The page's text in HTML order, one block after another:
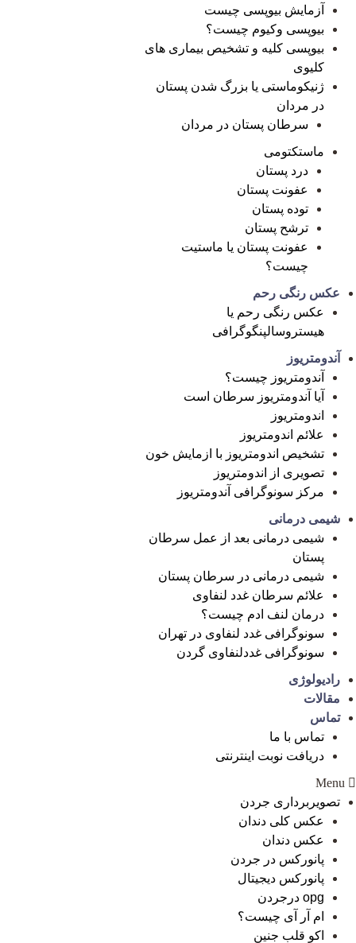
آزمایش بیوپسی چیست
بیوپسی وکیوم چیست؟
بیوپسی کلیه و تشخیص بیماری های
کلیوی
ژنیکوماستی یا بزرگ شدن پستان
در مردان
سرطان پستان در مردان
ماستکتومی
درد پستان
عفونت پستان
توده پستان
ترشح پستان
عفونت پستان یا ماستیت
چیست؟
عکس رنگی رحم
عکس رنگی رحم یا
هیستروسالپنگوگرافی
آندومتریوز
آندومتریوز چیست؟
آیا آندومتریوز سرطان است
اندومتریوز
علائم اندومتریوز
تشخیص اندومتریوز با ازمایش خون
تصویری از اندومتریوز
مرکز سونوگرافی آندومتریوز
شیمی درمانی
شیمی درمانی بعد از عمل سرطان
پستان
شیمی درمانی در سرطان پستان
علائم سرطان غدد لنفاوی
درمان لنف ادم چیست؟
سونوگرافی غدد لنفاوی در تهران
سونوگرافی غددلنفاوی گردن
رادیولوژی
مقالات
تماس
تماس با ما
دریافت نوبت اینترنتی
Menu
تصویربرداری جردن
عکس کلی دندان
عکس دندان
پانورکس در جردن
پانورکس دیجیتال
opg درجردن
ام آر آی چیست؟
اکو قلب جنین